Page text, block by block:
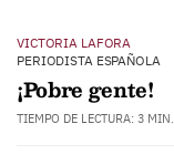
VICTORIA LAFORA
PERIODISTA ESPAÑOLA
¡Pobre gente!
TIEMPO DE LECTURA: 3 MIN.